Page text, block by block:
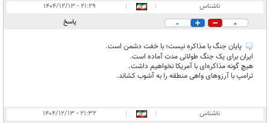
ناشناس |
|
۲۱:۲۹ - ۱۴۰۴/۱۲/۱۳
0
0 پاسخ
پایان جنگ با مذاکره نیست؛ با خفت دشمن است.
ایران برای یک جنگ طولانی مدت آماده است.
هیچ گونه مذاکره‌ای با آمریکا نخواهیم داشت.
ترامپ با آرزوهای واهی منطقه را به آشوب کشاند.
ناشناس |
|
۲۱:۳۲ - ۱۴۰۴/۱۲/۱۳